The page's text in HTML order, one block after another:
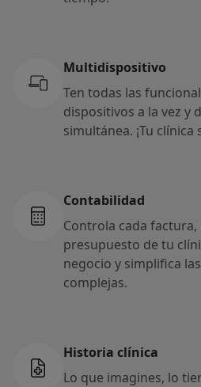
Multidispositivo
Ten todas las
dispositivos a la vez y
simultánea. ¡Tu
Contabilidad
Controla cada
presupuesto de tu
negocio y simplifica
complejas.
Historia clínica
Lo que imagines, lo